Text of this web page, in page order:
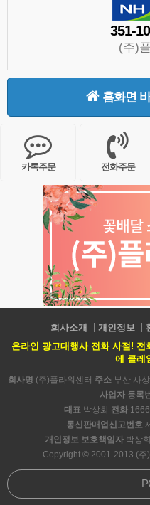
351-
(주)
홈화면
카톡주문 전화주문
회사소개 개인정보
온라인 광고대행사 전화 사절!
에 클레
회사명 (주)플라워센터 주소부산 사
사업자 등록
대표 박상화 전화
통신판매업신고번호
개인정보 보호책임자박상
Copyright © 2001-2013 (주